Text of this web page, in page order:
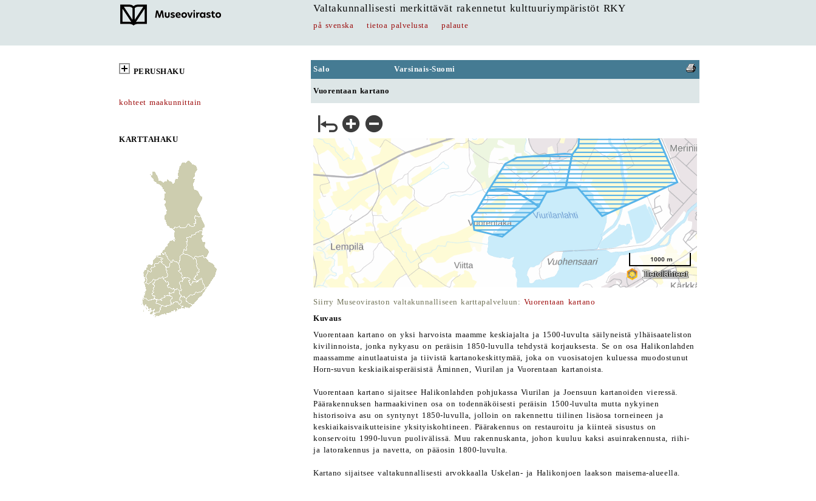
Valtakunnallisesti merkittävät rakennetut kulttuuriympäristöt RKY
på svenska tietoa palvelusta palaute
PERUSHAKU
kohteet maakunnittain
KARTTAHAKU
Salo Varsinais-Suomi
Vuorentaan kartano
Siirry Museoviraston valtakunnalliseen karttapalveluun: Vuorentaan kartano
Kuvaus
Vuorentaan kartano on yksi harvoista maamme keskiajalta ja 1500-luvulta säilyneistä ylhäisaateliston
kivilinnoista, jonka nykyasu on peräisin 1850-luvulla tehdystä korjauksesta. Se on osa Halikonlahden
maassamme ainutlaatuista ja tiivistä kartanokeskittymää, joka on vuosisatojen kuluessa muodostunut
Horn-suvun keskiaikaisperäisistä Åminnen, Viurilan ja Vuorentaan kartanoista.
Vuorentaan kartano sijaitsee Halikonlahden pohjukassa Viurilan ja Joensuun kartanoiden vieressä.
Päärakennuksen harmaakivinen osa on todennäköisesti peräisin 1500-luvulta mutta nykyinen
historisoiva asu on syntynyt 1850-luvulla, jolloin on rakennettu tiilinen lisäosa torneineen ja
keskiaikaisvaikutteisine yksityiskohtineen. Päärakennus on restauroitu ja kiinteä sisustus on
konservoitu 1990-luvun puolivälissä. Muu rakennuskanta, johon kuuluu kaksi asuinrakennusta, riihi-
ja latorakennus ja navetta, on pääosin 1800-luvulta.
Kartano sijaitsee valtakunnallisesti arvokkaalla Uskelan- ja Halikonjoen laakson maisema-alueella.